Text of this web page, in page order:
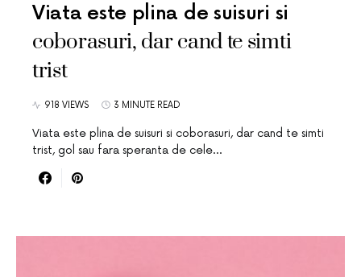
Viata este plina de suisuri si
coborasuri, dar cand te simti
trist
918 VIEWS 3 MINUTE READ
Viata este plina de suisuri si coborasuri, dar cand te simti
trist, gol sau fara speranta de cele…